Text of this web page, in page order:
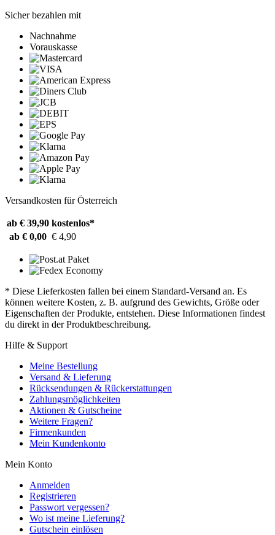
Sicher bezahlen mit
Nachnahme
Vorauskasse
Versandkosten für Österreich
ab € 39,90 kostenlos*
ab € 0,00 € 4,90
* Diese Lieferkosten fallen bei einem Standard-Versand an. Es
können weitere Kosten, z. B. aufgrund des Gewichts, Größe oder
Eigenschaften der Produkte, entstehen. Diese Informationen findest
du direkt in der Produktbeschreibung.
Hilfe & Support
Meine Bestellung
Versand & Lieferung
Rücksendungen & Rückerstattungen
Zahlungsmöglichkeiten
Aktionen & Gutscheine
Weitere Fragen?
Firmenkunden
Mein Kundenkonto
Mein Konto
Anmelden
Registrieren
Passwort vergessen?
Wo ist meine Lieferung?
Gutschein einlösen